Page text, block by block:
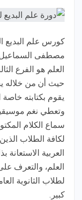
كورس علم البديع
مصطفى
العلم هو الفرع
حيث أن من خلاله
يقوم بكتابته
وتعطي نغم
سماع الكلام
لكافة الطلاب
العربية
العلم، والتعرف
لطلاب الثانوية
كبير.